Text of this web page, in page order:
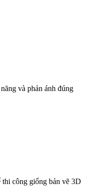
và phản ánh đúng
công giống bản vẽ 3D